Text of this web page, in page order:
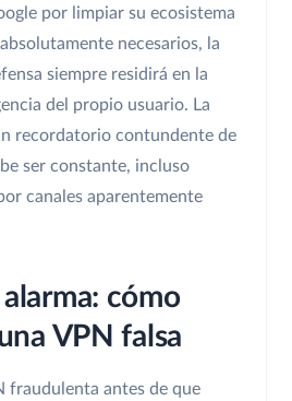
por limpiar su ecosistema
necesarios, la
siempre residirá en la
del propio usuario. La
recordatorio contundente de
ser constante, incluso
canales aparentemente
cómo
VPN falsa
fraudulenta antes de que